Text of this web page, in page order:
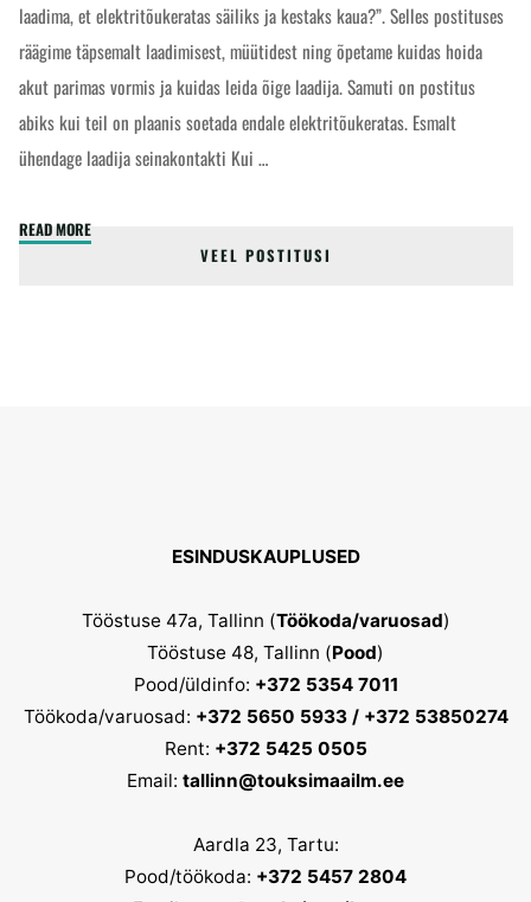
laadima, et elektritõukeratas säiliks ja kestaks kaua?”. Selles postituses
räägime täpsemalt laadimisest, müütidest ning õpetame kuidas hoida
akut parimas vormis ja kuidas leida õige laadija. Samuti on postitus
abiks kui teil on plaanis soetada endale elektritõukeratas. Esmalt
ühendage laadija seinakontakti Kui …
READ MORE"Laadija
VEEL POSTITUSI
ESINDUSKAUPLUSED
Tööstuse 47a, Tallinn (Töökoda/varuosad)
Tööstuse 48, Tallinn (Pood)
Pood/üldinfo: +372 5354 7011
Töökoda/varuosad: +372 5650 5933 / +372 53850274
Rent: +372 5425 0505
Email: tallinn@touksimaailm.ee
Aardla 23, Tartu:
Pood/töökoda: +372 5457 2804